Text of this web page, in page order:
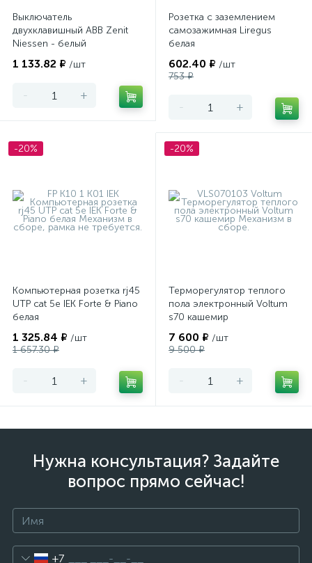
Выключатель
двухклавишный ABB Zenit
Niessen - белый
1 133.82 ₽ /шт
- +
Розетка с заземлением
самозажимная Liregus
белая
602.40 ₽ /шт
753 ₽
- +
-20%
Компьютерная розетка rj45
UTP cat 5e IEK Forte & Piano
белая
1 325.84 ₽ /шт
1 657.30 ₽
- +
-20%
Терморегулятор теплого
пола электронный Voltum
s70 кашемир
7 600 ₽ /шт
9 500 ₽
- +
Нужна консультация? Задайте
вопрос прямо сейчас!
+7